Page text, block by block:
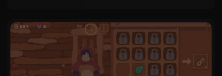
nosotros podamos contratar nuevos reclutas.